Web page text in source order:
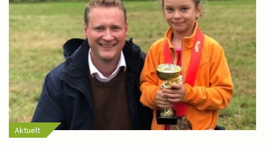
Aktuelt